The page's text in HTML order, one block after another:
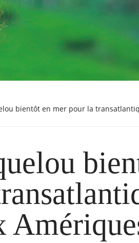
bientôt en mer pour la